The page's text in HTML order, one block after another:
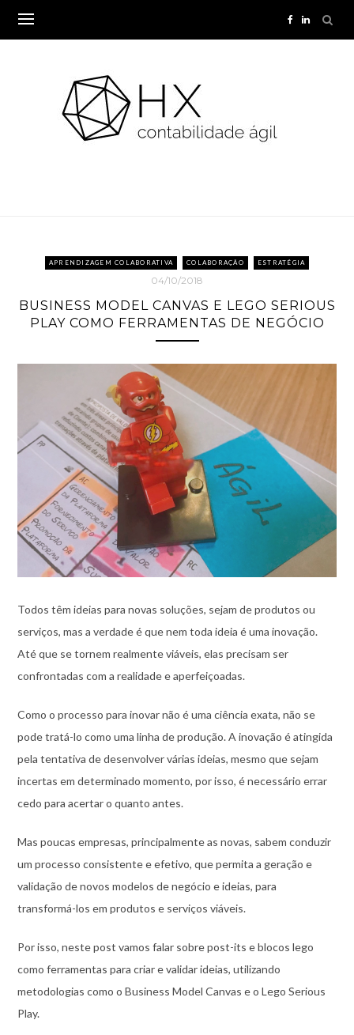
content
APRENDIZAGEM COLABORATIVA COLABORAÇÃO ESTRATÉGIA
04/10/2018
BUSINESS MODEL CANVAS E LEGO SERIOUS
PLAY COMO FERRAMENTAS DE NEGÓCIO
Todos têm ideias para novas soluções, sejam de produtos ou
serviços, mas a verdade é que nem toda ideia é uma inovação.
Até que se tornem realmente viáveis, elas precisam ser
confrontadas com a realidade e aperfeiçoadas.
Como o processo para inovar não é uma ciência exata, não se
pode tratá-lo como uma linha de produção. A inovação é atingida
pela tentativa de desenvolver várias ideias, mesmo que sejam
incertas em determinado momento, por isso, é necessário errar
cedo para acertar o quanto antes.
Mas poucas empresas, principalmente as novas, sabem conduzir
um processo consistente e efetivo, que permita a geração e
validação de novos modelos de negócio e ideias, para
transformá-los em produtos e serviços viáveis.
Por isso, neste post vamos falar sobre post-its e blocos lego
como ferramentas para criar e validar ideias, utilizando
metodologias como o Business Model Canvas e o Lego Serious
Play.